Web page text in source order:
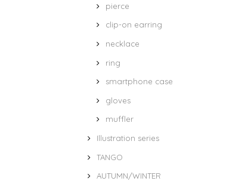
pierce
clip-on earring
necklace
ring
smartphone case
gloves
muffler
Illustration series
TANGO
AUTUMN/WINTER